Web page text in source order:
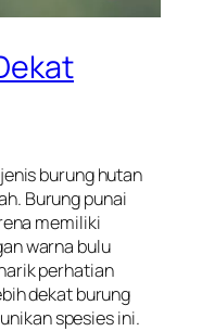
burung hutan
Burung punai
memiliki
warna bulu
perhatian
dekat burung
spesies ini.